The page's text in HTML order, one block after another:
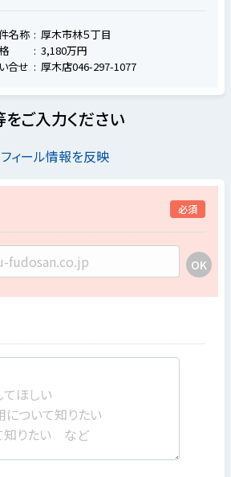
名称
厚木市林５丁目
3,180万円
合せ
厚木店046-297-1077
ご入力ください
ィール情報を反映
必須